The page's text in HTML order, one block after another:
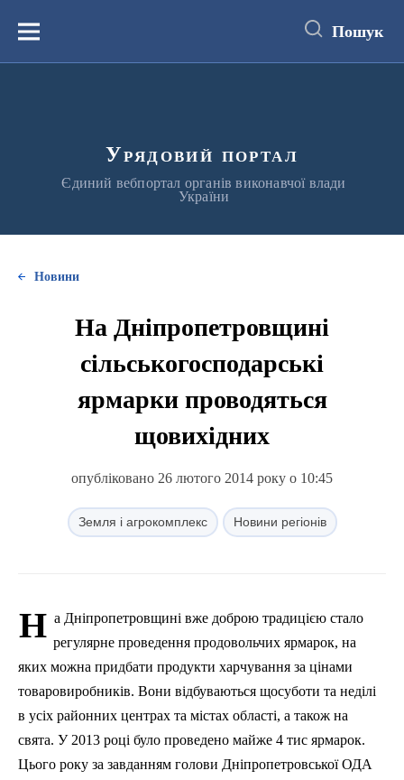
вмістуМеню Пошук
Урядовий портал
Єдиний вебпортал органів виконавчої влади
України
Новини
На Дніпропетровщині
сільськогосподарські
ярмарки проводяться
щовихідних
опубліковано 26 лютого 2014 року о 10:45
Земля і агрокомплекс Новини регіонів
Н а Дніпропетровщині вже доброю традицією стало
регулярне проведення продовольчих ярмарок, на
яких можна придбати продукти харчування за цінами
товаровиробників. Вони відбуваються щосуботи та неділі
в усіх районних центрах та містах області, а також на
свята. У 2013 році було проведено майже 4 тис ярмарок.
Цього року за завданням голови Дніпропетровської ОДА